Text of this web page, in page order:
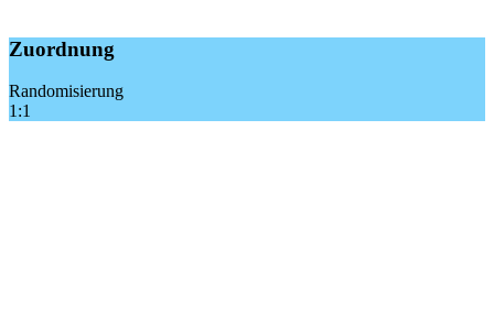
Zuordnung
Randomisierung
1:1